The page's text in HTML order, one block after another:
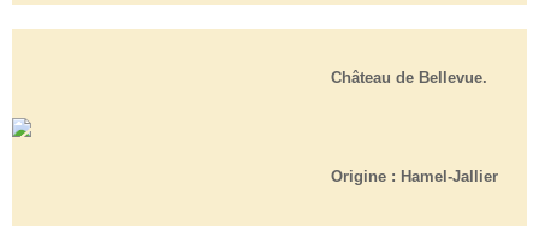
Château de Bellevue.
Origine : Hamel-Jallier